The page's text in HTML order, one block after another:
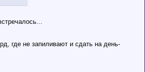
где не запиливают и сдать на день-